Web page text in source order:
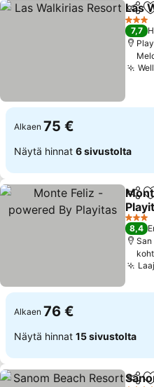
Jaa
Las
3
7,7
Alkaen 75 €
Näytä hinnat 6 sivustolta
Jaa
3
8,4
San
Alkaen 76 €
Näytä hinnat 15 sivustolta
Jaa